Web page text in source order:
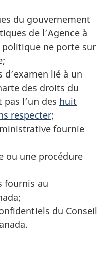
du gouvernement
de l’Agence à
ne porte sur
lié à un
des droits du
l’un des huit
respecter;
fournie
ou une procédure
fournis au
du Conseil